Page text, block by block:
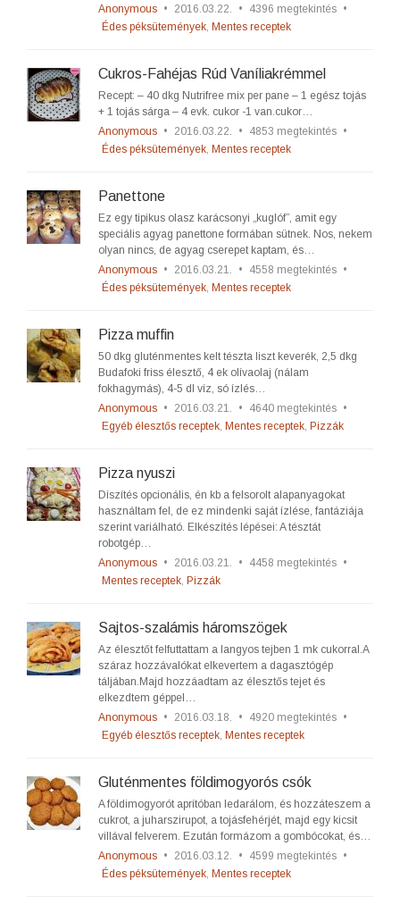
Anonymous • 2016.03.22. • 4396 megtekintés •
Édes péksütemények, Mentes receptek
Cukros-Fahéjas Rúd Vaníliakrémmel
Recept: – 40 dkg Nutrifree mix per pane – 1 egész tojás
+ 1 tojás sárga – 4 evk. cukor -1 van.cukor…
Anonymous • 2016.03.22. • 4853 megtekintés •
Édes péksütemények, Mentes receptek
Panettone
Ez egy tipikus olasz karácsonyi „kuglóf”, amit egy
speciális agyag panettone formában sütnek. Nos, nekem
olyan nincs, de agyag cserepet kaptam, és…
Anonymous • 2016.03.21. • 4558 megtekintés •
Édes péksütemények, Mentes receptek
Pizza muffin
50 dkg gluténmentes kelt tészta liszt keverék, 2,5 dkg
Budafoki friss élesztő, 4 ek olívaolaj (nálam
fokhagymás), 4-5 dl víz, só ízlés…
Anonymous • 2016.03.21. • 4640 megtekintés •
Egyéb élesztős receptek, Mentes receptek, Pizzák
Pizza nyuszi
Díszítés opcionális, én kb a felsorolt alapanyagokat
használtam fel, de ez mindenki saját ízlése, fantáziája
szerint variálható. Elkészítés lépései: A tésztát
robotgép…
Anonymous • 2016.03.21. • 4458 megtekintés •
Mentes receptek, Pizzák
Sajtos-szalámis háromszögek
Az élesztőt felfuttattam a langyos tejben 1 mk cukorral.A
száraz hozzávalókat elkevertem a dagasztógép
táljában.Majd hozzáadtam az élesztős tejet és
elkezdtem géppel…
Anonymous • 2016.03.18. • 4920 megtekintés •
Egyéb élesztős receptek, Mentes receptek
Gluténmentes földimogyorós csók
A földimogyorót aprítóban ledarálom, és hozzáteszem a
cukrot, a juharszirupot, a tojásfehérjét, majd egy kicsit
villával felverem. Ezután formázom a gombócokat, és…
Anonymous • 2016.03.12. • 4599 megtekintés •
Édes péksütemények, Mentes receptek